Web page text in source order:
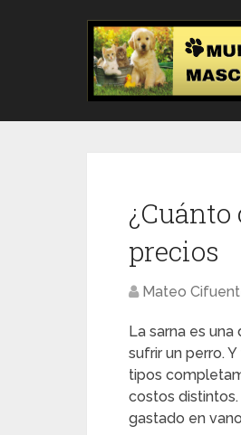
precios
Mateo
La sarna es
sufrir un perro.
tipos
costos
gastado en